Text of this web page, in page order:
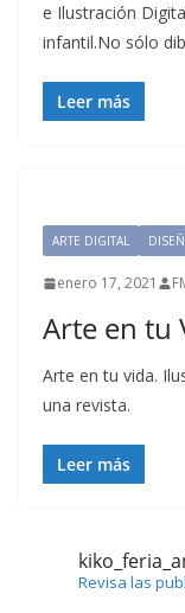
e Ilustración
infantil.No sólo
Leer más
ARTE DIGITAL
enero 17, 2021
Arte en tu
Arte en tu vida.
una revista.
Leer más
Revisa las